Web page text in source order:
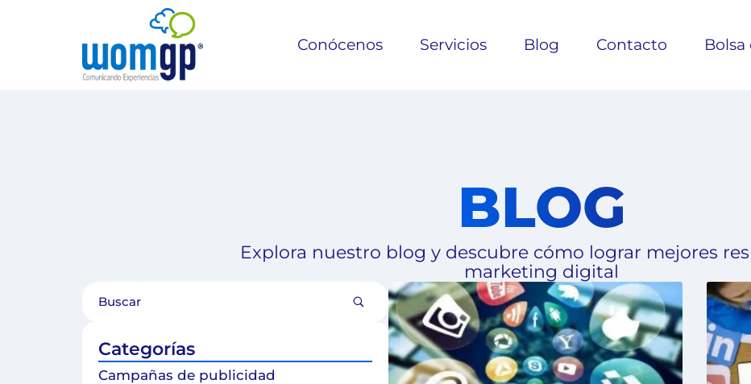
Conócenos Servicios Blog Contacto
BLOG
Explora nuestro blog y descubre cómo lograr mejores
marketing digital
Categorías
Campañas de publicidad